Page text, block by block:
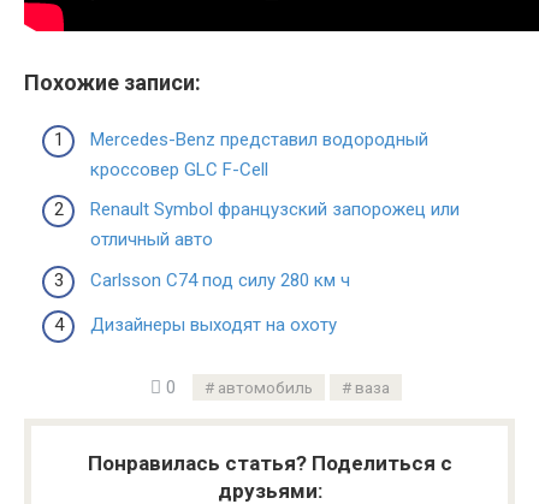
Похожие записи:
Mercedes-Benz представил водородный
кроссовер GLC F-Cell
Renault Symbol французский запорожец или
отличный авто
Carlsson С74 под силу 280 км ч
Дизайнеры выходят на охоту
0 автомобиль ваза
Понравилась статья? Поделиться с
друзьями: